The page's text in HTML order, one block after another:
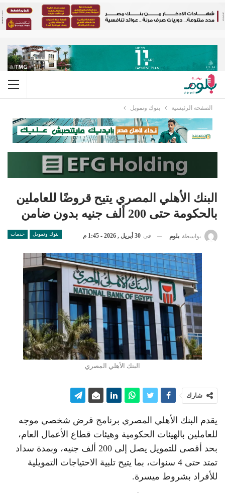
الصفحة الرئيسية بنوك وتمويل
البنك الأهلي المصري يتيح قروضًا للعاملين
بالحكومة حتى 200 ألف جنيه بدون ضامن
بنوك وتمويل خدمات بواسطة بلوم في 30 أبريل , 2026 - 1:45 م
البنك الأهلي المصري
شارك
يقدم البنك الأهلي المصري برنامج قرض شخصي موجه
للعاملين بالهيئات الحكومية وهيئات قطاع الأعمال العام،
بحد أقصى للتمويل يصل إلى 200 ألف جنيه، وبمدة سداد
تمتد حتى 4 سنوات، بما يتيح تلبية الاحتياجات التمويلية
للأفراد بشروط ميسرة.